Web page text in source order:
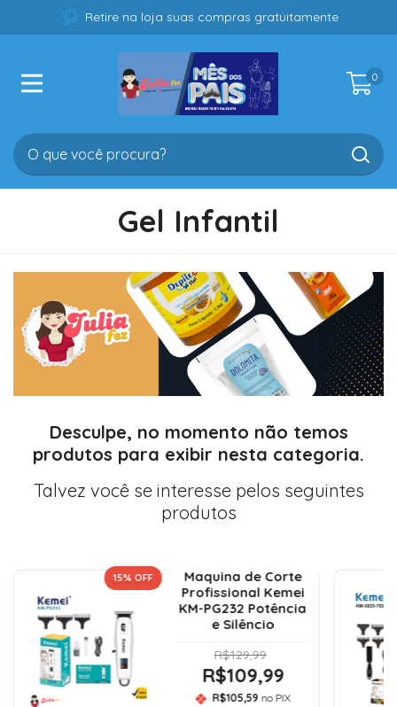
Retire na loja suas compras gratuitamente
0
Gel Infantil
Desculpe, no momento não temos
produtos para exibir nesta categoria.
Talvez você se interesse pelos seguintes
produtos
15% OFF
Maquina de Corte
Profissional Kemei
KM-PG232 Potência
e Silêncio
R$129,99
R$109,99
R$105,59 no PIX